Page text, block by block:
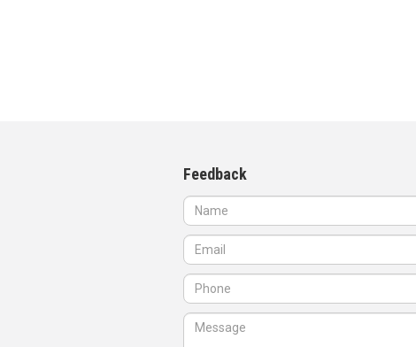
Feedback